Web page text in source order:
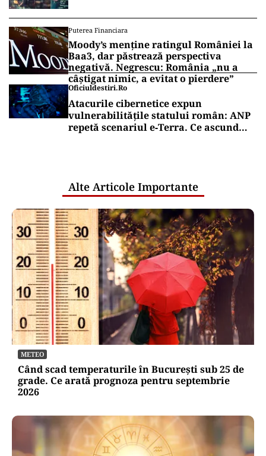
Puterea Financiara
Moody’s menține ratingul României la
Baa3, dar păstrează perspectiva
negativă. Negrescu: România „nu a
câștigat nimic, a evitat o pierdere”
Oficiuldestiri.ro
Atacurile cibernetice expun
vulnerabilitățile statului român: ANP
repetă scenariul e‑Terra. Ce ascund
Alte Articole Importante
METEO
Când scad temperaturile în București sub 25 de
grade. Ce arată prognoza pentru septembrie
2026